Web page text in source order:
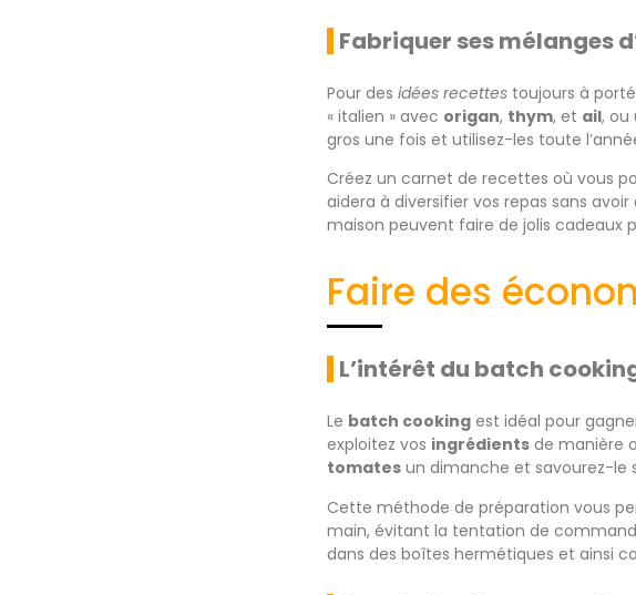
Fabriquer ses mélanges
Pour des idées recettes toujours à
« italien » avec origan, thym, et ail, ou
gros une fois et utilisez-les toute
Créez un carnet de recettes où vous
aidera à diversifier vos repas sans
maison peuvent faire de jolis cadeaux
Faire des
L’intérêt du batch
Le batch cooking est idéal pour
exploitez vos ingrédients de manière
tomates un dimanche et savourez-le
Cette méthode de préparation vous
main, évitant la tentation de
dans des boîtes hermétiques et ainsi